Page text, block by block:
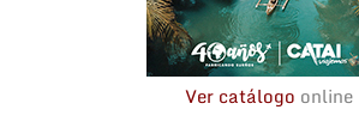
Ver catálogo online